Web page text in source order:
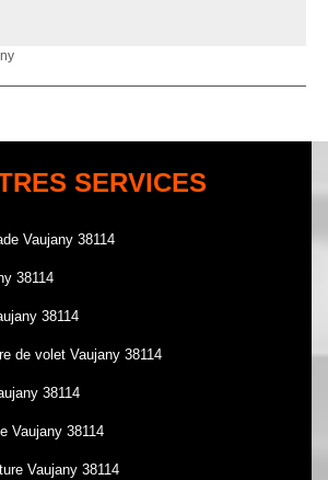
SERVICES
Vaujany 38114
38114
38114
de volet Vaujany 38114
38114
Vaujany 38114
Vaujany 38114